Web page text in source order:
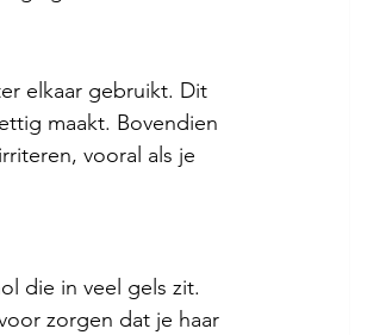
elkaar gebruikt. Dit
maakt. Bovendien
vooral als je
die in veel gels zit.
zorgen dat je haar